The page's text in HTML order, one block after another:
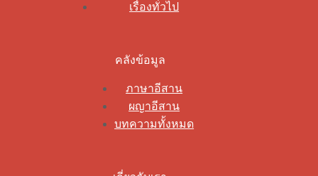
เรื่องทั่วไป
คลังข้อมูล
ภาษาอีสาน
ผญาอีสาน
บทความทั้งหมด